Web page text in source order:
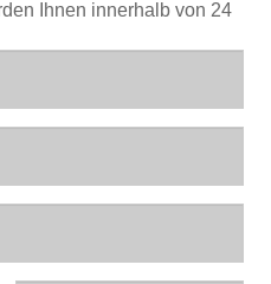
Ihnen innerhalb von 24